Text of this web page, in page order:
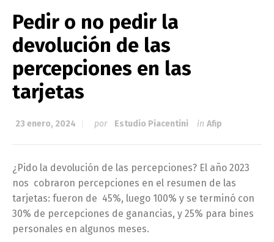
Pedir o no pedir la
devolución de las
percepciones en las
tarjetas
23 enero, 2024 por Estudio Piacentini in Afip
¿Pido la devolución de las percepciones? El año 2023
nos cobraron percepciones en el resumen de las
tarjetas: fueron de 45%, luego 100% y se terminó con
30% de percepciones de ganancias, y 25% para bines
personales en algunos meses.